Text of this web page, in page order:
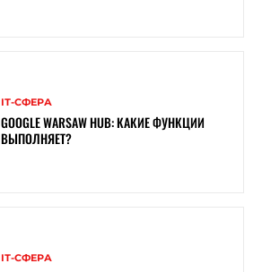
ІТ-СФЕРА
GOOGLE WARSAW HUB: КАКИЕ ФУНКЦИИ
ВЫПОЛНЯЕТ?
ІТ-СФЕРА